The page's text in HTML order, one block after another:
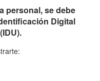
personal, se debe
Digital